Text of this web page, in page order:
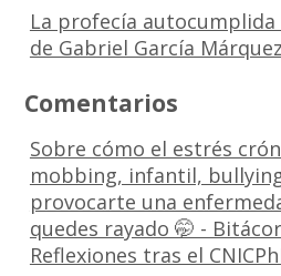
La profecía
de Gabriel García Márquez
Comentarios
Sobre cómo el estrés
mobbing, infantil,
provocarte una
quedes rayado 🤭 -
Reflexiones tras el